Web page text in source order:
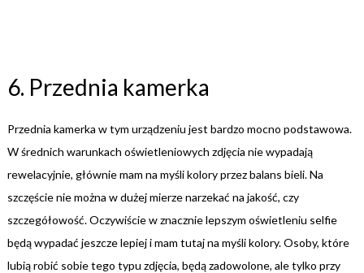
6. Przednia kamerka
Przednia kamerka w tym urządzeniu jest bardzo mocno podstawowa.
W średnich warunkach oświetleniowych zdjęcia nie wypadają
rewelacyjnie, głównie mam na myśli kolory przez balans bieli. Na
szczęście nie można w dużej mierze narzekać na jakość, czy
szczegółowość. Oczywiście w znacznie lepszym oświetleniu selfie
będą wypadać jeszcze lepiej i mam tutaj na myśli kolory. Osoby, które
lubią robić sobie tego typu zdjęcia, będą zadowolone, ale tylko przy